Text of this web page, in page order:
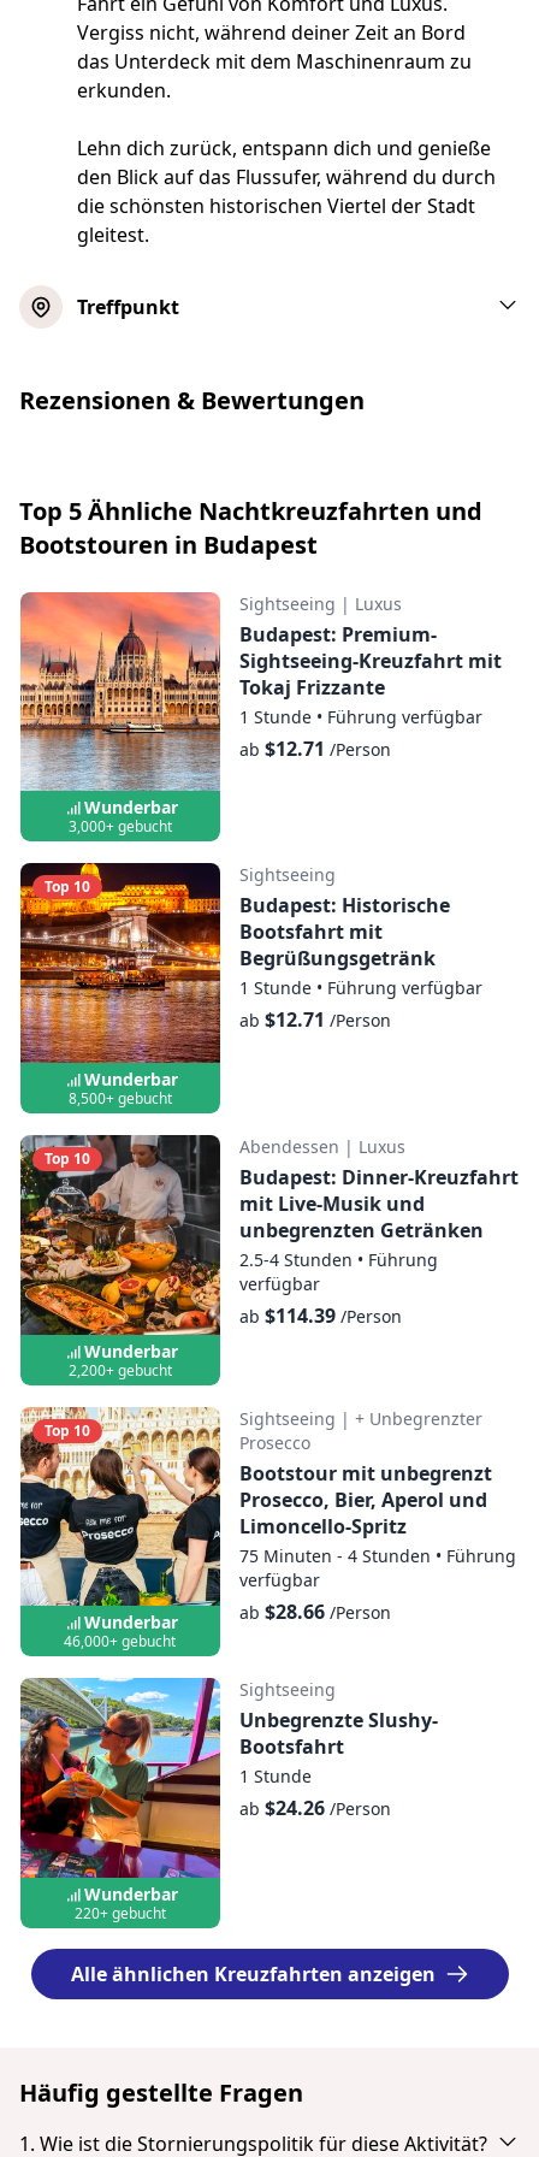
Vergiss nicht, während deiner Zeit an Bord
das Unterdeck mit dem Maschinenraum zu
erkunden.
Lehn dich zurück, entspann dich und genieße
den Blick auf das Flussufer, während du durch
die schönsten historischen Viertel der Stadt
gleitest.
Treffpunkt
Rezensionen & Bewertungen
Top 5 Ähnliche Nachtkreuzfahrten und
Bootstouren in Budapest
Wunderbar
3,000+ gebucht
Sightseeing | Luxus
Budapest: Premium-
Sightseeing-Kreuzfahrt mit
Tokaj Frizzante
1 Stunde • Führung verfügbar
ab $12.71 /Person
Top 10
Wunderbar
8,500+ gebucht
Sightseeing
Budapest: Historische
Bootsfahrt mit
Begrüßungsgetränk
1 Stunde • Führung verfügbar
ab $12.71 /Person
Top 10
Wunderbar
2,200+ gebucht
Abendessen | Luxus
Budapest: Dinner-Kreuzfahrt
mit Live-Musik und
unbegrenzten Getränken
2.5-4 Stunden • Führung
verfügbar
ab $114.39/Person
Top 10
Wunderbar
46,000+ gebucht
Sightseeing | + Unbegrenzter
Prosecco
Bootstour mit unbegrenzt
Prosecco, Bier, Aperol und
Limoncello-Spritz
75 Minuten - 4 Stunden • Führung
verfügbar
ab $28.66/Person
Wunderbar
220+ gebucht
Sightseeing
Unbegrenzte Slushy-
Bootsfahrt
1 Stunde
ab $24.26/Person
Alle ähnlichen Kreuzfahrten anzeigen
Häufig gestellte Fragen
1. Wie ist die Stornierungspolitik für diese Aktivität?